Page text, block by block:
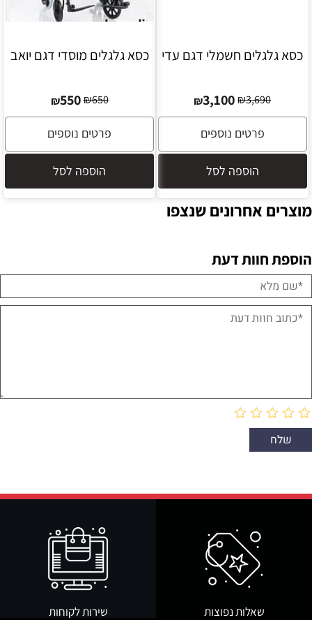
כסא גלגלים חשמלי דגם עדי
₪3,690
₪3,100
פרטים נוספים
הוספה לסל
כסא גלגלים מוסדי דגם יואב
₪650
₪550
פרטים נוספים
הוספה לסל
מוצרים אחרונים שנצפו
הוספת חוות דעת
שאלות נפוצות שירות לקוחות